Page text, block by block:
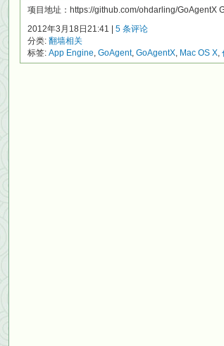
项目地址：https://github.com/ohdarling/GoAgentX
2012年3月18日21:41 | 5 条评论
分类: 翻墙相关
标签: App Engine, GoAgent, GoAgentX, Mac OS X,